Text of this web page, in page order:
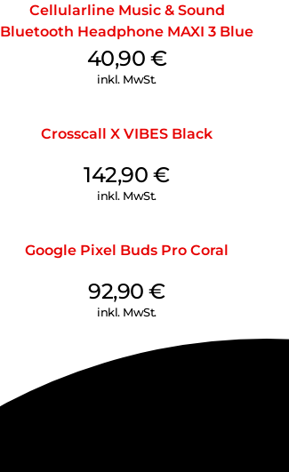
Cellularline Music & Sound
Bluetooth Headphone MAXI 3 Blue
40,90 €
inkl. MwSt.
Crosscall X VIBES Black
142,90€
inkl. MwSt.
Google Pixel Buds Pro Coral
92,90€
inkl. MwSt.